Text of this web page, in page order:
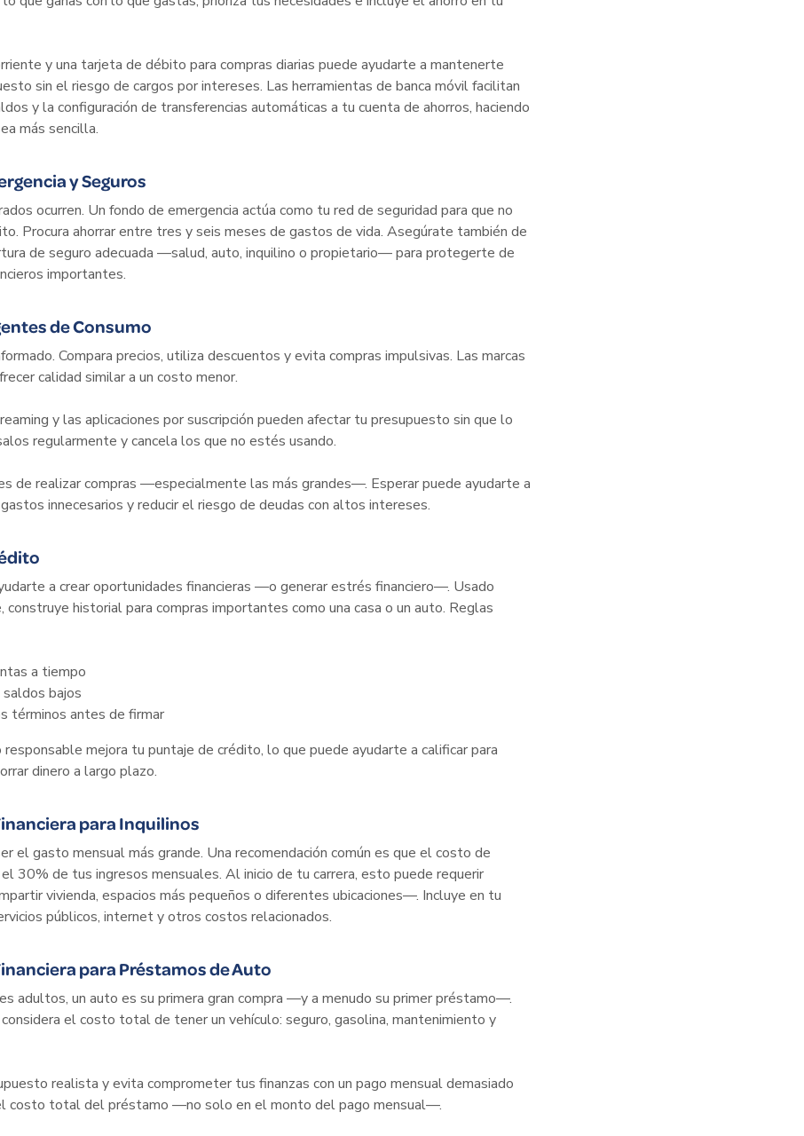
y una tarjeta de débito para compras diarias puede ayudarte a mantenerte
sin el riesgo de cargos por intereses. Las herramientas de banca móvil facilitan
y la configuración de transferencias automáticas a tu cuenta de ahorros, haciendo
más sencilla.
y Seguros
ocurren. Un fondo de emergencia actúa como tu red de seguridad para que no
Procura ahorrar entre tres y seis meses de gastos de vida. Asegúrate también de
de seguro adecuada —salud, auto, inquilino o propietario— para protegerte de
importantes.
de Consumo
Compara precios, utiliza descuentos y evita compras impulsivas. Las marcas
calidad similar a un costo menor.
y las aplicaciones por suscripción pueden afectar tu presupuesto sin que lo
regularmente y cancela los que no estés usando.
de realizar compras —especialmente las más grandes—. Esperar puede ayudarte a
innecesarios y reducir el riesgo de deudas con altos intereses.
a crear oportunidades financieras —o generar estrés financiero—. Usado
historial para compras importantes como una casa o un auto. Reglas
a tiempo
bajos
términos antes de firmar
mejora tu puntaje de crédito, lo que puede ayudarte a calificar para
dinero a largo plazo.
para Inquilinos
el gasto mensual más grande. Una recomendación común es que el costo de
30% de tus ingresos mensuales. Al inicio de tu carrera, esto puede requerir
vivienda, espacios más pequeños o diferentes ubicaciones—. Incluye en tu
públicos, internet y otros costos relacionados.
para Préstamos de Auto
adultos, un auto es su primera gran compra —y a menudo su primer préstamo—.
el costo total de tener un vehículo: seguro, gasolina, mantenimiento y
realista y evita comprometer tus finanzas con un pago mensual demasiado
costo total del préstamo —no solo en el monto del pago mensual—.